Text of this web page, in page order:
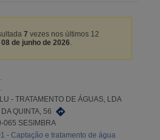
7 vezes nos últimos 12
08 de junho de 2026.
- TRATAMENTO DE ÁGUAS, LDA
DA QUINTA, 56
065 SESIMBRA
- Captação e tratamento de água